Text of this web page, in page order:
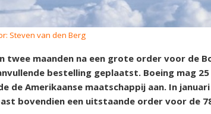
Steven van den Berg
twee maanden na een grote order voor de
bestelling geplaatst. Boeing mag
de Amerikaanse maatschappij aan. In
bovendien een uitstaande order voor de